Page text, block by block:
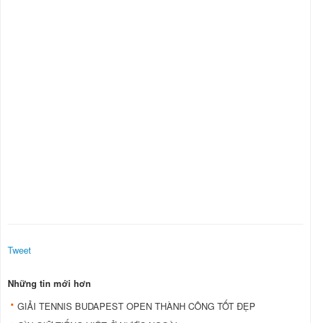
Tweet
Những tin mới hơn
GIẢI TENNIS BUDAPEST OPEN THÀNH CÔNG TỐT ĐẸP